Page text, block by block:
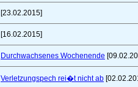
[23.02.2015]
[16.02.2015]
Durchwachsenes Wochenende
Verletzungspech rei�t nicht ab